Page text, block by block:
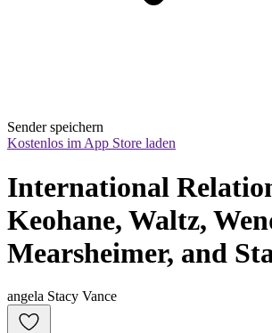
Sender speichern
Kostenlos im App Store laden
International
Keohane, Waltz,
Mearsheimer, and
angela Stacy Vance